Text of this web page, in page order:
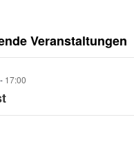
Veranstaltungen
- 17:00